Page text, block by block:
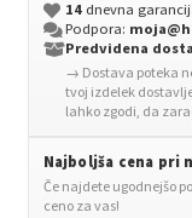
otroke
sivo
102x42
količina
14dnevna
Podpora:
Predvidena
→ Dostava poteka
tvoj izdelek
lahko zgodi, da
Najboljša cena pri
Če najdete ugodnejšo
ceno za vas!